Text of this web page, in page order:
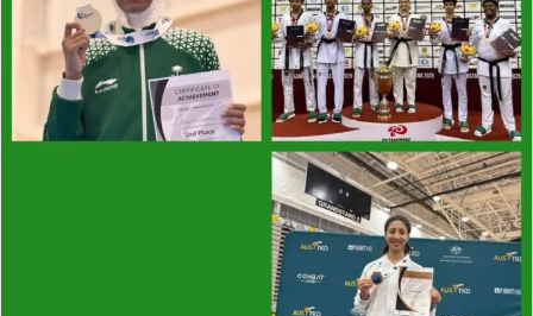
ي
د
ا
إ
ل
ك
ت
ر
و
ن
ي